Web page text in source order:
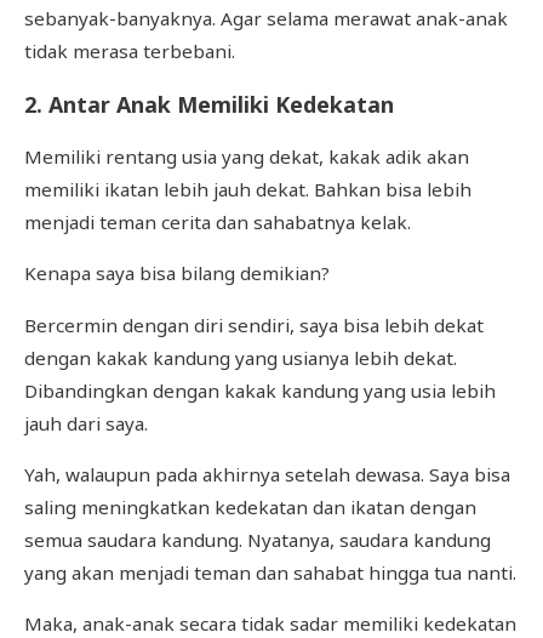
sebanyak-banyaknya. Agar selama merawat anak-anak
tidak merasa terbebani.
2. Antar Anak Memiliki Kedekatan
Memiliki rentang usia yang dekat, kakak adik akan
memiliki ikatan lebih jauh dekat. Bahkan bisa lebih
menjadi teman cerita dan sahabatnya kelak.
Kenapa saya bisa bilang demikian?
Bercermin dengan diri sendiri, saya bisa lebih dekat
dengan kakak kandung yang usianya lebih dekat.
Dibandingkan dengan kakak kandung yang usia lebih
jauh dari saya.
Yah, walaupun pada akhirnya setelah dewasa. Saya bisa
saling meningkatkan kedekatan dan ikatan dengan
semua saudara kandung. Nyatanya, saudara kandung
yang akan menjadi teman dan sahabat hingga tua nanti.
Maka, anak-anak secara tidak sadar memiliki kedekatan